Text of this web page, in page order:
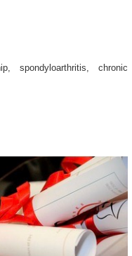
spondyloarthritis, chronic